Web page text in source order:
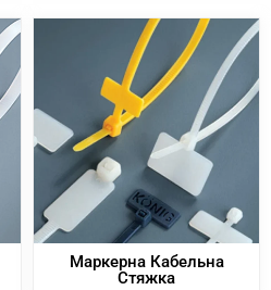
Маркерна Кабельна
Стяжка